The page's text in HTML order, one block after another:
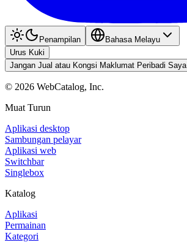
Penampilan
Bahasa Melayu
Urus Kuki
Jangan Jual atau Kongsi Maklumat Peribadi Saya
© 2026 WebCatalog, Inc.
Muat Turun
Aplikasi desktop
Sambungan pelayar
Aplikasi web
Switchbar
Singlebox
Katalog
Aplikasi
Permainan
Kategori